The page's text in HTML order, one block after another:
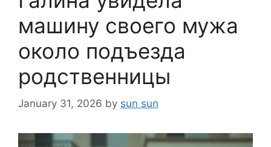
машину своего мужа
около подъезда
родственницы
January 31, 2026 by sun sun